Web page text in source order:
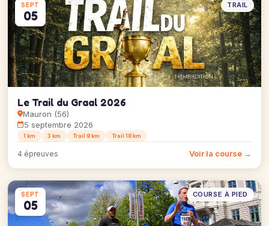
SEPT
05
TRAIL
Le Trail du Graal 2026
Mauron (56)
5 septembre 2026
1 km 3 km Trail 9 km Trail 18 km
4 épreuves Voir la course →
SEPT
05
COURSE À PIED